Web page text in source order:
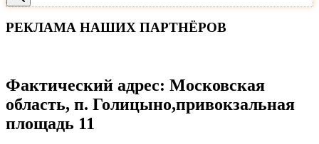
РЕКЛАМА НАШИХ ПАРТНЁРОВ
Фактический адрес: Московская
область, п. Голицыно,привокзальная
площадь 11